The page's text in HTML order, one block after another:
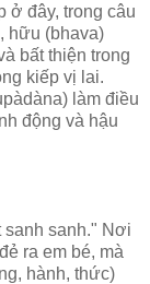
ở đây, trong câu
hữu (bhava)
bất thiện trong
kiếp vị lai.
làm điều
động và hậu
sanh sanh." Nơi
ra em bé, mà
hành, thức)